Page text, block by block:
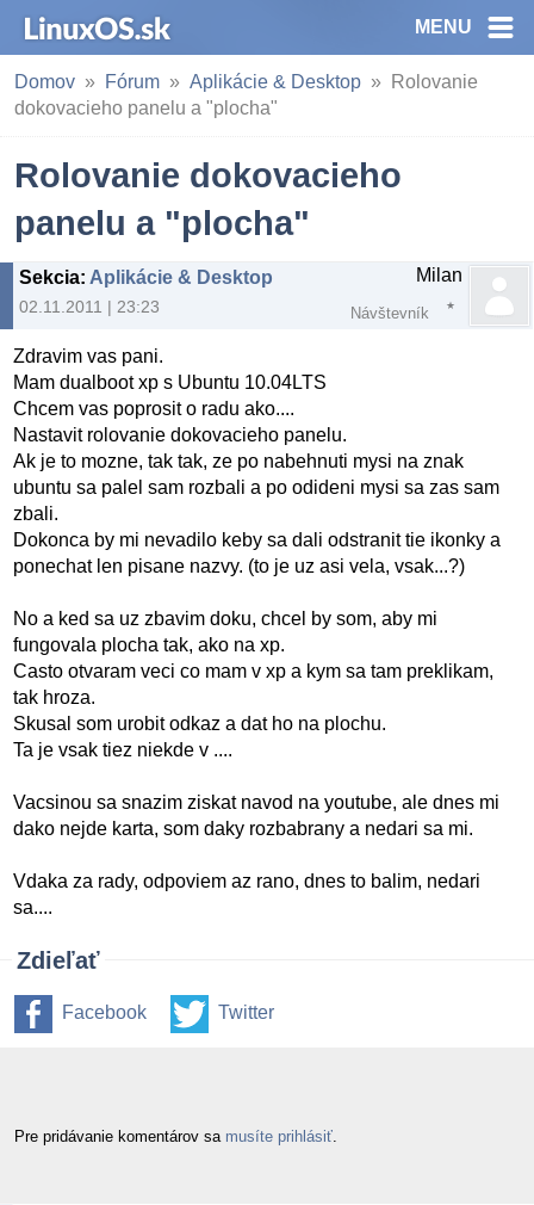
MENU
Domov Fórum Aplikácie & Desktop
Rolovanie
dokovacieho panelu a "plocha"
Rolovanie dokovacieho
panelu a "plocha"
Sekcia: Aplikácie & Desktop
02.11.2011 | 23:23
Milan
Návštevník
Zdravim vas pani.
Mam dualboot xp s Ubuntu 10.04LTS
Chcem vas poprosit o radu ako....
Nastavit rolovanie dokovacieho panelu.
Ak je to mozne, tak tak, ze po nabehnuti mysi na znak
ubuntu sa palel sam rozbali a po odideni mysi sa zas sam
zbali.
Dokonca by mi nevadilo keby sa dali odstranit tie ikonky a
ponechat len pisane nazvy. (to je uz asi vela, vsak...?)
No a ked sa uz zbavim doku, chcel by som, aby mi
fungovala plocha tak, ako na xp.
Casto otvaram veci co mam v xp a kym sa tam preklikam,
tak hroza.
Skusal som urobit odkaz a dat ho na plochu.
Ta je vsak tiez niekde v ....
Vacsinou sa snazim ziskat navod na youtube, ale dnes mi
dako nejde karta, som daky rozbabrany a nedari sa mi.
Vdaka za rady, odpoviem az rano, dnes to balim, nedari
sa....
Zdieľať
Facebook Twitter
Pre pridávanie komentárov sa musíte prihlásiť